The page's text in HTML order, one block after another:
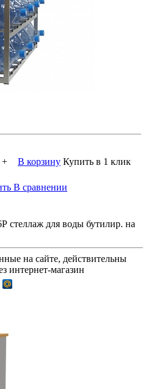
+ В корзину Купить в 1 клик
В сравнении
стеллаж для воды бутилир. на
на сайте, действительны
интернет-магазин